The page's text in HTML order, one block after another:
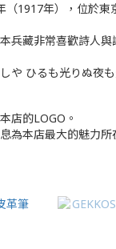
（1917年），位於
兵藏非常喜歡詩人
や ひるも光りぬ夜
店的LOGO。
為本店最大的魅力所